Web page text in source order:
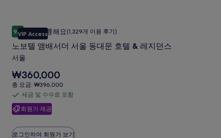
세
요.
동
사
진
러
리
금
대
세
한
정
인
해
료
포
함
노
보
텔
앰
배
서
더
서
울
VIP Access
9.210점 만점 중 9.2점, 매우 훌륭해요, (1,329개 이용 후기)
매우 훌륭해요(1,329개 이용 후기)
노보텔 앰배서더 서울 동대문 호텔 & 레지던스
서울
회원가 제공
요
금
₩360,000
입
니
다.
₩360,000
총
요
금:
₩396,000
총 요금: ₩396,000
세
금
수
세금 및 수수료 포함
노보텔 앰배서더 서울 동대문 호텔 & 레지던스
로그인하여 회원가 보기